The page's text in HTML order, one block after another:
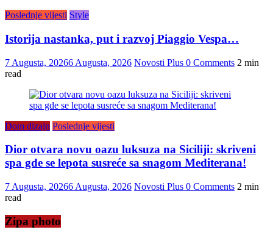
Poslednje vijesti Style
Istorija nastanka, put i razvoj Piaggio Vespa…
7 Augusta, 20266 Augusta, 2026 Novosti Plus 0 Comments 2 min
read
Dom dizajn Poslednje vijesti
Dior otvara novu oazu luksuza na Siciliji: skriveni
spa gde se lepota susreće sa snagom Mediterana!
7 Augusta, 20266 Augusta, 2026 Novosti Plus 0 Comments 2 min
read
Zipa photo